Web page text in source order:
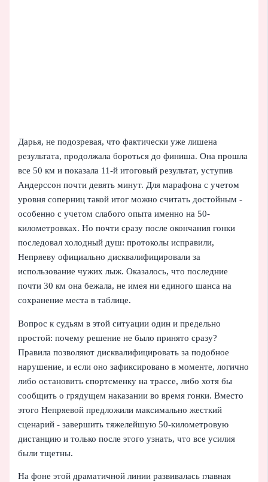
Дарья, не подозревая, что фактически уже лишена
результата, продолжала бороться до финиша. Она прошла
все 50 км и показала 11-й итоговый результат, уступив
Андерссон почти девять минут. Для марафона с учетом
уровня соперниц такой итог можно считать достойным -
особенно с учетом слабого опыта именно на 50-
километровках. Но почти сразу после окончания гонки
последовал холодный душ: протоколы исправили,
Непряеву официально дисквалифицировали за
использование чужих лыж. Оказалось, что последние
почти 30 км она бежала, не имея ни единого шанса на
сохранение места в таблице.
Вопрос к судьям в этой ситуации один и предельно
простой: почему решение не было принято сразу?
Правила позволяют дисквалифицировать за подобное
нарушение, и если оно зафиксировано в моменте, логично
либо остановить спортсменку на трассе, либо хотя бы
сообщить о грядущем наказании во время гонки. Вместо
этого Непряевой предложили максимально жесткий
сценарий - завершить тяжелейшую 50-километровую
дистанцию и только после этого узнать, что все усилия
были тщетны.
На фоне этой драматичной линии развивалась главная